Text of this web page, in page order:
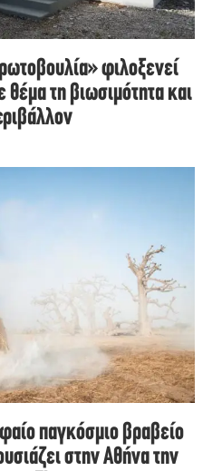
φιλοξενεί
τη βιωσιμότητα και
παγκόσμιο βραβείο
στην Αθήνα την